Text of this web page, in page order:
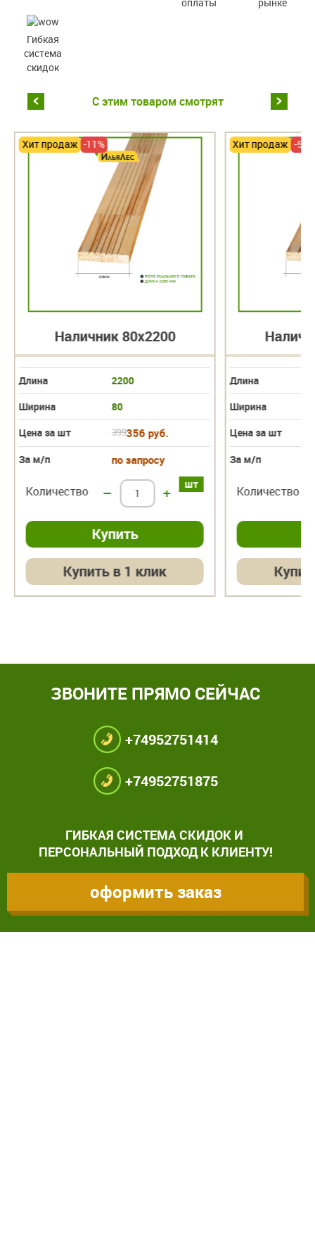
оплаты рынке
Гибкая
система
скидок
С этим товаром смотрят
Хит продаж -11%
Наличник 80х2200
Длина
2200
Ширина
80
Цена за шт
399356 руб.
За м/п по запросу
шт
Количество – +
Купить в 1 клик
Хит продаж -56%
Длина
Ширина
Цена за шт
За м/п
Количество
ЗВОНИТЕ ПРЯМО СЕЙЧАС
+74952751414
+74952751875
ГИБКАЯ СИСТЕМА СКИДОК И
ПЕРСОНАЛЬНЫЙ ПОДХОД К КЛИЕНТУ!
оформить заказ